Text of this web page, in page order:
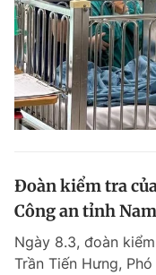
Đoàn kiểm tra
Công an tỉnh
Ngày 8.3, đoàn
Trần Tiến Hưng,